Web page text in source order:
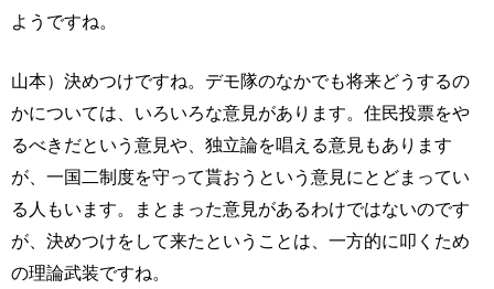
ようですね。
山本）決めつけですね。デモ隊のなかでも将来どうするの
かについては、いろいろな意見があります。住民投票をや
るべきだという意見や、独立論を唱える意見もあります
が、一国二制度を守って貰おうという意見にとどまってい
る人もいます。まとまった意見があるわけではないのです
が、決めつけをして来たということは、一方的に叩くため
の理論武装ですね。